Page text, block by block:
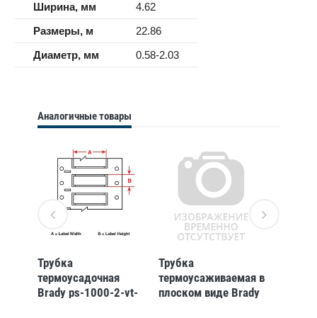
Ширина, мм
4.62
Размеры, м
22.86
Диаметр, мм
0.58-2.03
Аналогичные товары
Трубка
термоусадочная
Brady ps-1000-2-vt-
Трубка
термоусаживаемая в
плоском виде Brady